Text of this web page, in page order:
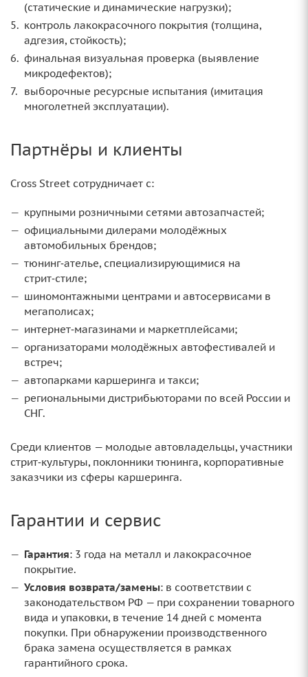
(статические и динамические нагрузки);
контроль лакокрасочного покрытия (толщина,
адгезия, стойкость);
финальная визуальная проверка (выявление
микродефектов);
выборочные ресурсные испытания (имитация
многолетней эксплуатации).
Партнёры и клиенты
Cross Street сотрудничает с:
крупными розничными сетями автозапчастей;
официальными дилерами молодёжных
автомобильных брендов;
тюнинг‑ателье, специализирующимися на
стрит‑стиле;
шиномонтажными центрами и автосервисами в
мегаполисах;
интернет‑магазинами и маркетплейсами;
организаторами молодёжных автофестивалей и
встреч;
автопарками каршеринга и такси;
региональными дистрибьюторами по всей России и
СНГ.
Среди клиентов — молодые автовладельцы, участники
стрит‑культуры, поклонники тюнинга, корпоративные
заказчики из сферы каршеринга.
Гарантии и сервис
Гарантия: 3 года на металл и лакокрасочное
покрытие.
Условия возврата/замены: в соответствии с
законодательством РФ — при сохранении товарного
вида и упаковки, в течение 14 дней с момента
покупки. При обнаружении производственного
брака замена осуществляется в рамках
гарантийного срока.